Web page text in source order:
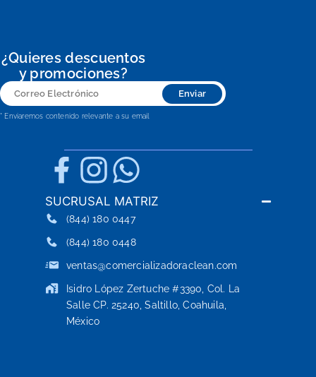
¿Quieres descuentos
y promociones?
Correo
Electrónico
Enviar
* Enviaremos contenido relevante a su email
SUCRUSAL MATRIZ
(844) 180 0447
(844) 180 0448
ventas@comercializadoraclean.com
Isidro López Zertuche #3390, Col. La
Salle CP. 25240, Saltillo, Coahuila,
México